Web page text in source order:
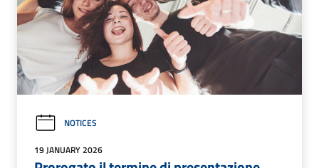
NOTICES
19 JANUARY 2026